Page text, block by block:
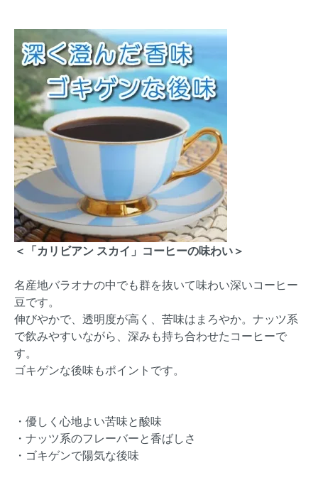
＜「カリビアン スカイ」コーヒーの味わい＞
名産地バラオナの中でも群を抜いて味わい深いコーヒー
豆です。
伸びやかで、透明度が高く、苦味はまろやか。ナッツ系
で飲みやすいながら、深みも持ち合わせたコーヒーで
す。
ゴキゲンな後味もポイントです。
・優しく心地よい苦味と酸味
・ナッツ系のフレーバーと香ばしさ
・ゴキゲンで陽気な後味